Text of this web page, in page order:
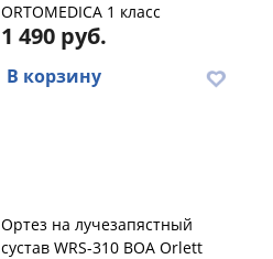
ORTOMEDICA 1 класс
1 490 руб.
В корзину
Ортез на лучезапястный
сустав WRS-310 BOA Orlett